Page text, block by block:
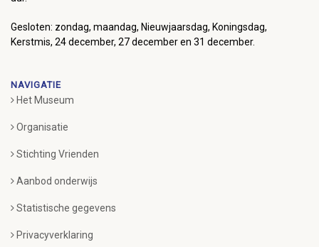
Gesloten: zondag, maandag, Nieuwjaarsdag, Koningsdag,
Kerstmis, 24 december, 27 december en 31 december.
NAVIGATIE
Het Museum
Organisatie
Stichting Vrienden
Aanbod onderwijs
Statistische gegevens
Privacyverklaring